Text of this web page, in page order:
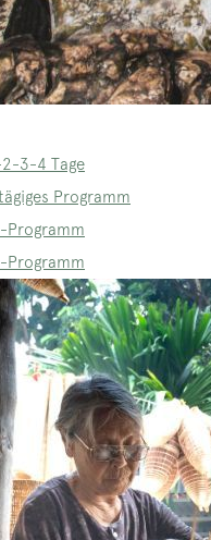
2-3-4 Tage
Programm
Programm
Programm